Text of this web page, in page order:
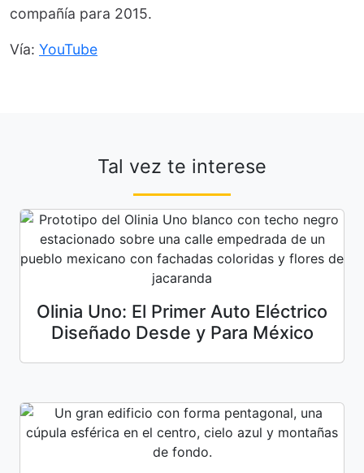
compañía para 2015.
Vía: YouTube
Tal vez te interese
Olinia Uno: El Primer Auto Eléctrico
Diseñado Desde y Para México